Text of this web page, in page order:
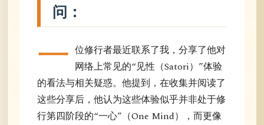
问：
一 位修行者最近联系了我，分享了他对
网络上常见的“见性（Satori）”体验
的看法与相关疑惑。他提到，在收集并阅读了
这些分享后，他认为这些体验似乎并非处于修
行第四阶段的“一心”（One Mind），而更像